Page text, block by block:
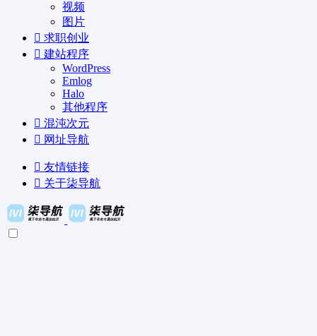
视频
图片
求职创业
建站程序
WordPress
Emlog
Halo
其他程序
混沌次元
网址导航
友情链接
关于柒导航